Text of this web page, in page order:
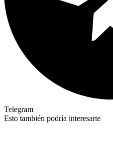
Telegram
Esto también podría interesarte